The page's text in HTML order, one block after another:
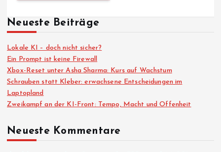
Neueste Beiträge
Lokale KI – doch nicht sicher?
Ein Prompt ist keine Firewall
Xbox-Reset unter Asha Sharma: Kurs auf Wachstum
Schrauben statt Kleber: erwachsene Entscheidungen im
Laptopland
Zweikampf an der KI-Front: Tempo, Macht und Offenheit
Neueste Kommentare